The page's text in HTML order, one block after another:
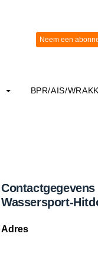
BPR/AIS/
Contactgegevens
Wassersport-
Adres